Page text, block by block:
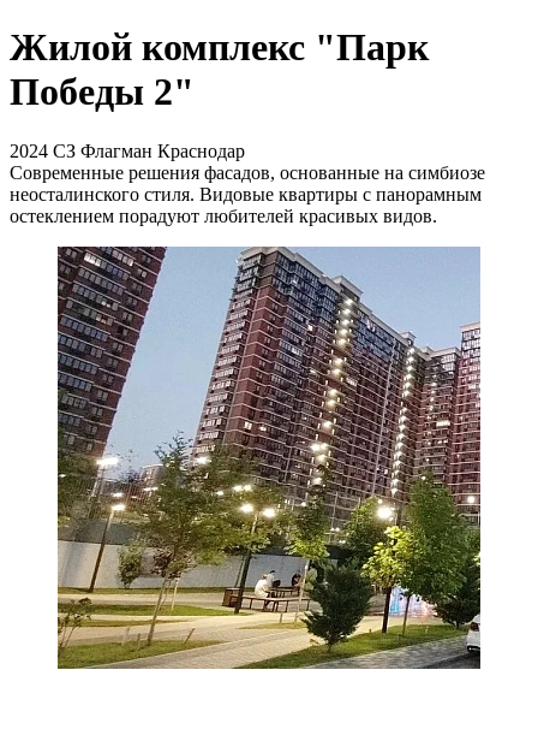
Жилой комплекс "Парк
Победы 2"
2024 СЗ Флагман Краснодар
Современные решения фасадов, основанные на симбиозе
неосталинского стиля. Видовые квартиры с панорамным
остеклением порадуют любителей красивых видов.